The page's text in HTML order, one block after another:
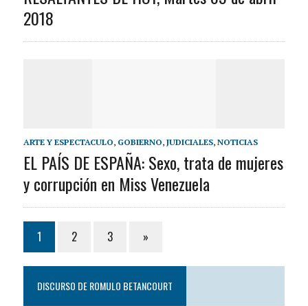
2018
ARTE Y ESPECTACULO, GOBIERNO, JUDICIALES, NOTICIAS
EL PAÍS DE ESPAÑA: Sexo, trata de mujeres
y corrupción en Miss Venezuela
1 2 3 »
DISCURSO DE ROMULO BETANCOURT